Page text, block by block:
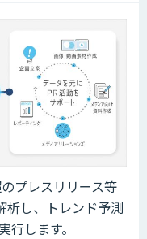
プレスリリース等
析し、トレンド予測
します。